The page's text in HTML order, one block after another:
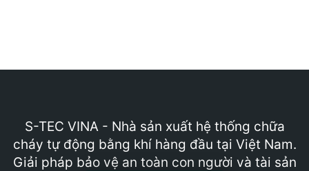
S-TEC VINA - Nhà sản xuất hệ thống chữa
cháy tự động bằng khí hàng đầu tại Việt Nam.
Giải pháp bảo vệ an toàn con người và tài sản